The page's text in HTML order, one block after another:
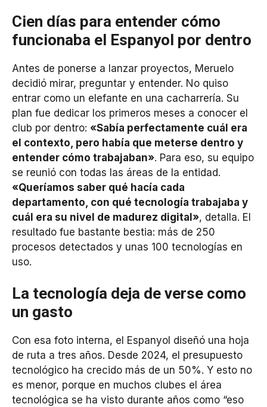
Cien días para entender cómo
funcionaba el Espanyol por dentro
Antes de ponerse a lanzar proyectos, Meruelo
decidió mirar, preguntar y entender. No quiso
entrar como un elefante en una cacharrería. Su
plan fue dedicar los primeros meses a conocer el
club por dentro: «Sabía perfectamente cuál era
el contexto, pero había que meterse dentro y
entender cómo trabajaban». Para eso, su equipo
se reunió con todas las áreas de la entidad.
«Queríamos saber qué hacía cada
departamento, con qué tecnología trabajaba y
cuál era su nivel de madurez digital», detalla. El
resultado fue bastante bestia: más de 250
procesos detectados y unas 100 tecnologías en
uso.
La tecnología deja de verse como
un gasto
Con esa foto interna, el Espanyol diseñó una hoja
de ruta a tres años. Desde 2024, el presupuesto
tecnológico ha crecido más de un 50%. Y esto no
es menor, porque en muchos clubes el área
tecnológica se ha visto durante años como “eso